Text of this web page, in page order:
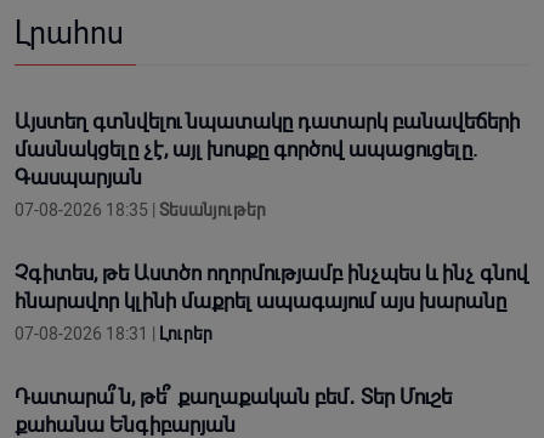
Լրահոս
Այստեղ գտնվելու նպատակը դատարկ բանավեճերի
մասնակցելը չէ, այլ խոսքը գործով ապացուցելը.
Գասպարյան
07-08-2026 18:35 | Տեսանյութեր
Չգիտես, թե Աստծո ողորմությամբ ինչպես և ինչ գնով
հնարավոր կլինի մաքրել ապագայում այս խարանը
07-08-2026 18:31 | Լուրեր
Դատարա՞ն, թե՞ քաղաքական բեմ․ Տեր Մուշե
քահանա Ենգիբարյան